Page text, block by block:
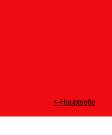
<-Hauptseite